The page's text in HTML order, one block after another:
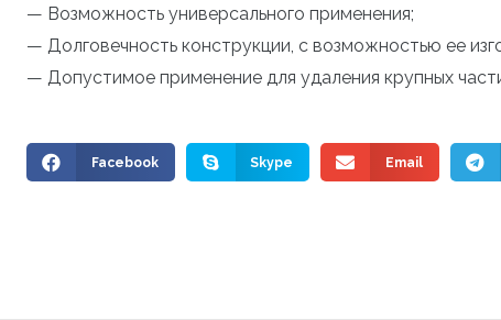
— Возможность универсального применения;
— Долговечность конструкции, с возможностью ее
— Допустимое применение для удаления крупных
Facebook Skype Email